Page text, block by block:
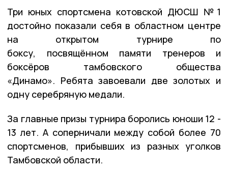
Три юных спортсмена котовской ДЮСШ №1
достойно показали себя в областном центре
на открытом турнире по
боксу, посвящённом памяти тренеров и
боксёров тамбовского общества
«Динамо». Ребята завоевали две золотых и
одну серебряную медали.
За главные призы турнира боролись юноши 12 -
13 лет. А соперничали между собой более 70
спортсменов, прибывших из разных уголков
Тамбовской области.